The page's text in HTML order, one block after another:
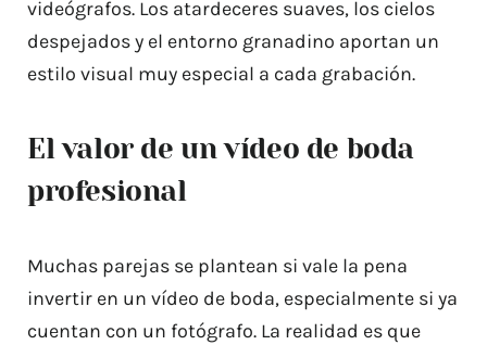
videógrafos. Los atardeceres suaves, los cielos
despejados y el entorno granadino aportan un
estilo visual muy especial a cada grabación.
El valor de un vídeo de boda
profesional
Muchas parejas se plantean si vale la pena
invertir en un vídeo de boda, especialmente si ya
cuentan con un fotógrafo. La realidad es que